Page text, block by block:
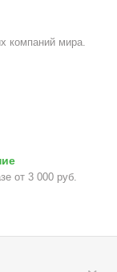
компаний мира.
от 3 000 руб.